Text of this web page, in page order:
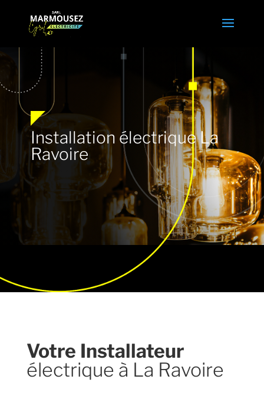
Installation électrique La
Ravoire
Votre Installateur
électrique à La Ravoire